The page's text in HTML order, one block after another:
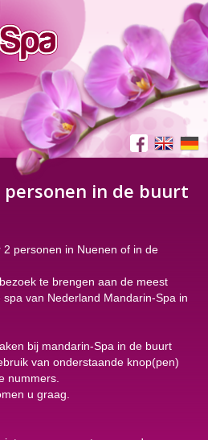
personen in de buurt
personen in Nuenen of in de
te brengen aan de meest
van Nederland Mandarin-Spa in
bij mandarin-Spa in de buurt
van onderstaande knop(pen)
nummers.
u graag.